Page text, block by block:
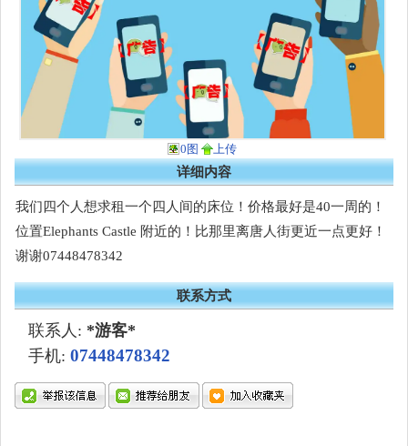
0图 上传
详细内容
我们四个人想求租一个四人间的床位！价格最好是40一周的！
位置Elephants Castle 附近的！比那里离唐人街更近一点更好！
谢谢07448478342
联系方式
联系人: *游客*
手机: 07448478342